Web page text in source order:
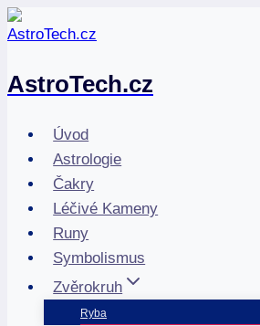
Přeskočit
na
AstroTech.cz
Úvod
Astrologie
Čakry
Léčivé Kameny
Runy
Symbolismus
Zvěrokruh
Ryba